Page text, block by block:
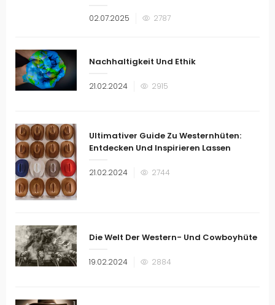
Veröffentlicht
02.07.2025 2787
Nachhaltigkeit Und Ethik
Veröffentlicht
21.02.2024 2915
Ultimativer Guide Zu Westernhüten:
Entdecken Und Inspirieren Lassen
Veröffentlicht
21.02.2024 2744
Die Welt Der Western- Und Cowboyhüte
Veröffentlicht
19.02.2024 2884